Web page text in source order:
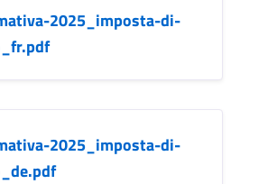
2025_imposta-di-
2025_imposta-di-